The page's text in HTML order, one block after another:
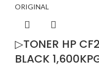
▷TONER HP
BLACK